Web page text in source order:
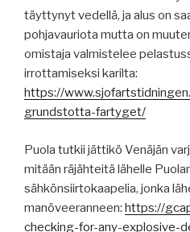
täyttynyt vedellä, ja alus on
pohjavauriota mutta on
omistaja valmistelee
irrottamiseksi karilta:
https://
grundstotta-fartyget/
Puola tutkii jättikö Venäjän
mitään räjähteitä lähelle
sähkönsiirtokaapelia, jonka
manöveeranneen: https://
checking-for-any-explosive-